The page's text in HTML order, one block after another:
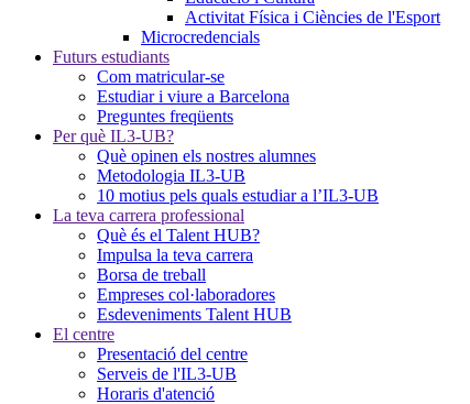
Activitat Física i Ciències de l'Esport
Microcredencials
Futurs estudiants
Com matricular-se
Estudiar i viure a Barcelona
Preguntes freqüents
Per què IL3-UB?
Què opinen els nostres alumnes
Metodologia IL3-UB
10 motius pels quals estudiar a l’IL3-UB
La teva carrera professional
Què és el Talent HUB?
Impulsa la teva carrera
Borsa de treball
Empreses col·laboradores
Esdeveniments Talent HUB
El centre
Presentació del centre
Serveis de l'IL3-UB
Horaris d'atenció